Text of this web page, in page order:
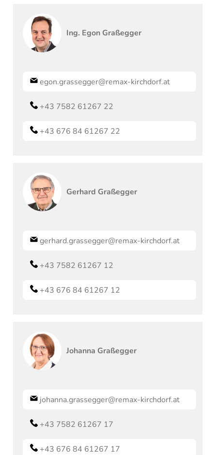
Ing. Egon Graßegger
egon.grassegger@remax-kirchdorf.at
+43 7582 61267 22
+43 676 84 61267 22
Gerhard Graßegger
gerhard.grassegger@remax-kirchdorf.at
+43 7582 61267 12
+43 676 84 61267 12
Johanna Graßegger
johanna.grassegger@remax-kirchdorf.at
+43 7582 61267 17
+43 676 84 61267 17